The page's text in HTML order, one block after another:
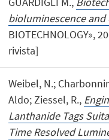
bioluminescence
BIOTECHNOLOGY»,
rivista]
Weibel, N.;
Aldo; Ziessel, R.,
Lanthanide Tags
Time Resolved